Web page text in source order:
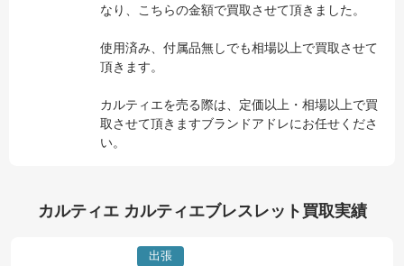
なり、こちらの金額で買取させて頂きました。
使用済み、付属品無しでも相場以上で買取させて
頂きます。
カルティエを売る際は、定価以上・相場以上で買
取させて頂きますブランドアドレにお任せくださ
い。
カルティエ カルティエブレスレット買取実績
出張